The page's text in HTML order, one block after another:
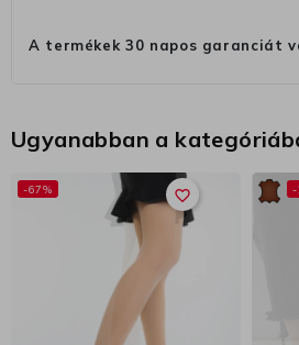
A termékek 30 napos garanciát
Ugyanabban a
favorite_border
-67% -